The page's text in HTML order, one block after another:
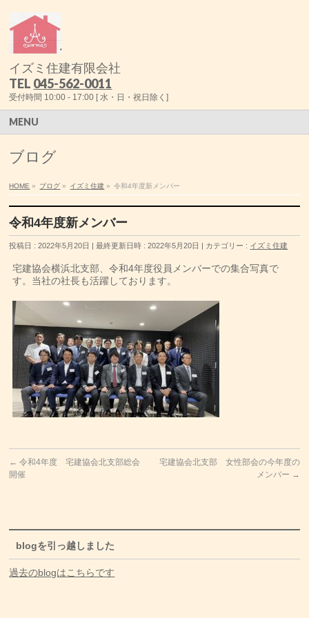
イズミ住建有限会社
TEL 045-562-0011
受付時間 10:00 - 17:00 [ 水・日・祝日除く]
MENU
ブログ
HOME » ブログ » イズミ住建 » 令和4年度新メンバー
令和4年度新メンバー
投稿日 : 2022年5月20日 最終更新日時 : 2022年5月20日 カテゴリー : イズミ住建
宅建協会横浜北支部、令和4年度役員メンバーでの集合写真で
す。当社の社長も活躍しております。
← 令和4年度 宅建協会北支部総会
開催
宅建協会北支部 女性部会の今年度の
メンバー →
blogを引っ越しました
過去のblogはこちらです